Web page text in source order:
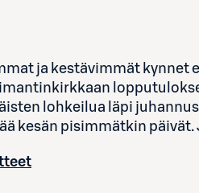
ja kestävimmät kynnet
lohkeilua läpi
kesän pisimmätkin